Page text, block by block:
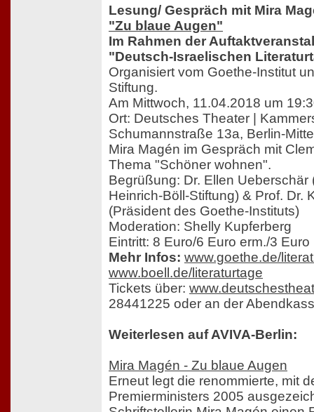
Lesung/ Gespräch mit Mira
"Zu blaue Augen"
Im Rahmen der
"Deutsch-Israelischen
Organisiert vom Goethe-Institut
Stiftung.
Am Mittwoch, 11.04.2018 um
Ort: Deutsches Theater |
Schumannstraße 13a, Berlin-Mitte
Mira Magén im Gespräch mit
Thema "Schöner wohnen".
Begrüßung: Dr. Ellen Ueberschär
Heinrich-Böll-Stiftung) & Prof. Dr.
(Präsident des Goethe-Instituts)
Moderation: Shelly Kupferberg
Eintritt: 8 Euro/6 Euro erm./3
Mehr Infos: www.goethe.de/
www.boell.de/literaturtage
Tickets über:
28441225 oder an der
Weiterlesen auf AVIVA-Berlin:
Mira Magén - Zu blaue Augen
Erneut legt die renommierte, mit
Premierministers 2005